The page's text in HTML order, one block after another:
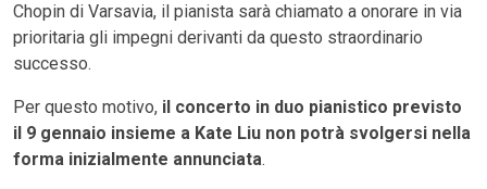
Chopin di Varsavia, il pianista sarà chiamato a onorare in via
prioritaria gli impegni derivanti da questo straordinario
successo.
Per questo motivo, il concerto in duo pianistico previsto
il 9 gennaio insieme a Kate Liu non potrà svolgersi nella
forma inizialmente annunciata.